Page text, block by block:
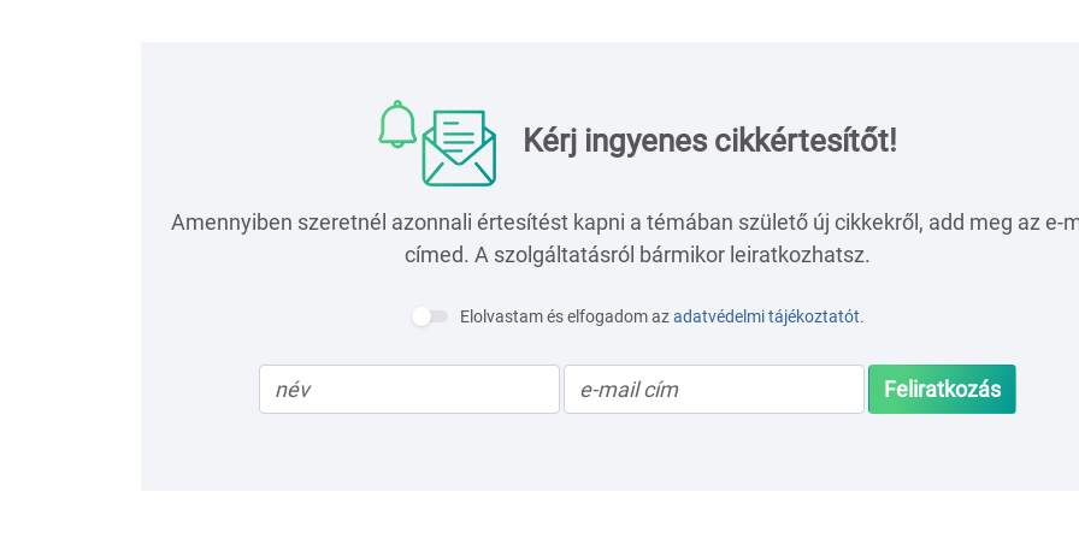
Kérj ingyenes cikkértesítőt!
Amennyiben szeretnél azonnali értesítést kapni a témában születő új cikkekről, add meg az e-
címed. A szolgáltatásról bármikor leiratkozhatsz.
Elolvastam és elfogadom azadatvédelmi tájékoztatót.
Feliratkozás